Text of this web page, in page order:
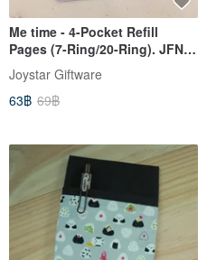
Me time - 4-Pocket Refill
Pages (7-Ring/20-Ring). JFN-
170. For K-Pop Fans & Card
Collectors
Joystar Giftware
63฿ 69฿